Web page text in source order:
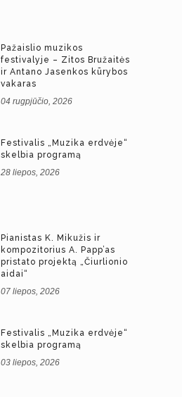
Pažaislio muzikos
festivalyje – Zitos Bružaitės
ir Antano Jasenkos kūrybos
vakaras
04 rugpjūčio, 2026
Festivalis „Muzika erdvėje“
skelbia programą
28 liepos, 2026
Pianistas K. Mikužis ir
kompozitorius A. Papp’as
pristato projektą „Čiurlionio
aidai“
07 liepos, 2026
Festivalis „Muzika erdvėje“
skelbia programą
03 liepos, 2026